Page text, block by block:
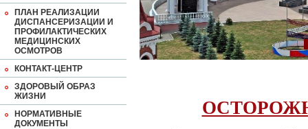
ПЛАН РЕАЛИЗАЦИИ
ДИСПАНСЕРИЗАЦИИ И
ПРОФИЛАКТИЧЕСКИХ
МЕДИЦИНСКИХ
ОСМОТРОВ
КОНТАКТ-ЦЕНТР
ЗДОРОВЫЙ ОБРАЗ
ЖИЗНИ
НОРМАТИВНЫЕ
ДОКУМЕНТЫ